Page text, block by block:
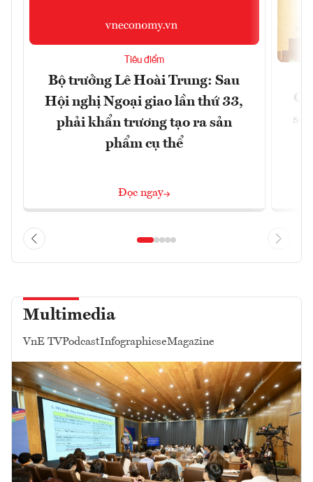
Tiêu điểm
Bộ trưởng Lê Hoài Trung: Sau
Hội nghị Ngoại giao lần thứ 33,
phải khẩn trương tạo ra sản
phẩm cụ thể
Đọc ngay
Multimedia
VnE TVPodcastInfographicseMagazine